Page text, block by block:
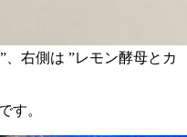
右側は ”レモン酵母とカ
す。